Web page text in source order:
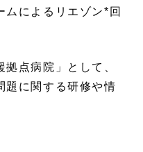
ムによるリエゾン*回
点病院」として、
題に関する研修や情